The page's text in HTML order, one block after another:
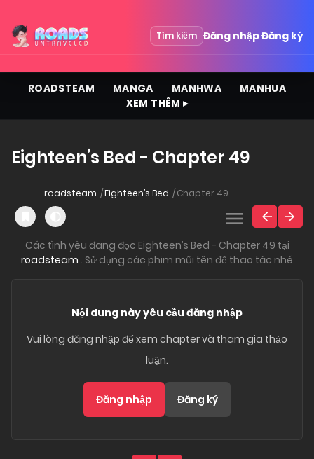
Tìm kiếm Đăng nhậpĐăng ký
ROADSTEAM MANGA MANHWA
MANHUA
XEM THÊM ▸
Eighteen’s Bed - Chapter 49
roadsteam Eighteen’s Bed Chapter 49
Các tình yêu đang đọc Eighteen’s Bed - Chapter 49 tại
roadsteam . Sử dụng các phim mũi tên để thao tác nhé
Nội dung này yêu cầu đăng nhập
Vui lòng đăng nhập để xem chapter và tham gia thảo
luận.
Đăng nhập Đăng ký